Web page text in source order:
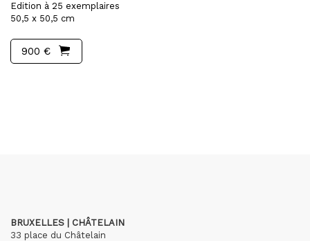
Edition à 25 exemplaires
50,5 x 50,5 cm
900 €
BRUXELLES | CHÂTELAIN
33 place du Châtelain